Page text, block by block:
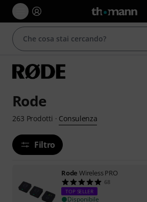
Rode
263 Prodotti · Consulenza
Filtro
Rode Wireless PRO
68
TOP SELLER
Disponibile